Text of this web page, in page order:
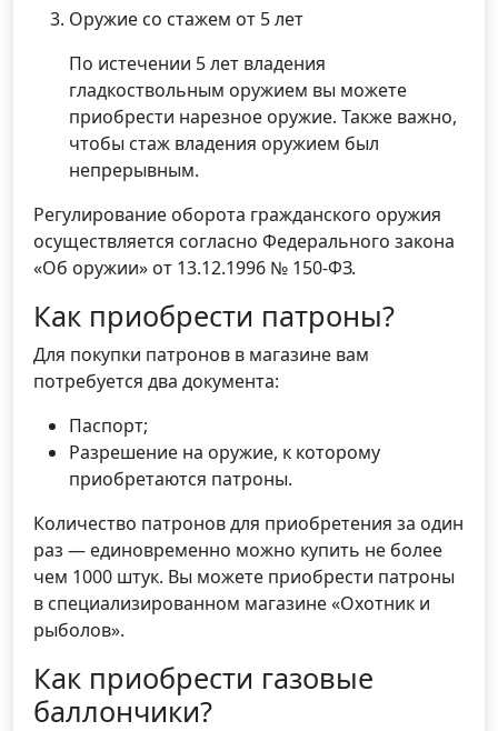
Оружие со стажем от 5 лет
По истечении 5 лет владения
гладкоствольным оружием вы можете
приобрести нарезное оружие. Также важно,
чтобы стаж владения оружием был
непрерывным.
Регулирование оборота гражданского оружия
осуществляется согласно Федерального закона
«Об оружии» от 13.12.1996 № 150-ФЗ.
Как приобрести патроны?
Для покупки патронов в магазине вам
потребуется два документа:
Паспорт;
Разрешение на оружие, к которому
приобретаются патроны.
Количество патронов для приобретения за один
раз — единовременно можно купить не более
чем 1000 штук. Вы можете приобрести патроны
в специализированном магазине «Охотник и
рыболов».
Как приобрести газовые
баллончики?